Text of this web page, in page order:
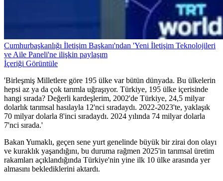
Cumhurbaşkanlığı İletişim Başkanı'ndan 'Yeni İletişim Teknolojileri
ve Aile Paneli'ne ilişkin paylaşım
İçeriği Görüntüle
'Birleşmiş Milletlere göre 195 ülke var bütün dünyada. Bu ülkelerin
hepsi az ya da çok tarımla uğraşıyor. Türkiye, 195 ülke içerisinde
hangi sırada? Değerli kardeşlerim, 2002'de Türkiye, 24,5 milyar
dolarlık tarımsal hasılayla 12'nci sıradaydı. 2022-2023'te, yaklaşık
70 milyar dolarla 8'inci sıradaydı. 2024 yılında 74 milyar dolarla
7'nci sırada.'
Bakan Yumaklı, geçen sene yurt genelinde büyük bir zirai don olayı
ve kuraklık yaşandığını, bu duruma rağmen 2025'in tarımsal üretim
rakamları açıklandığında Türkiye'nin yine ilk 10 ülke arasında yer
almasını beklediklerini aktardı.